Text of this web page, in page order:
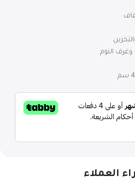
وغرف النوم
العملاء